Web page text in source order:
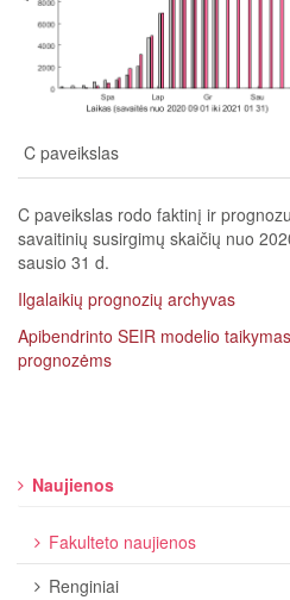
C paveikslas
C paveikslas rodo faktinį ir
savaitinių susirgimų skaičių nuo
sausio 31 d.
Ilgalaikių prognozių archyvas
Apibendrinto SEIR modelio
prognozėms
Naujienos
Fakulteto naujienos
Renginiai